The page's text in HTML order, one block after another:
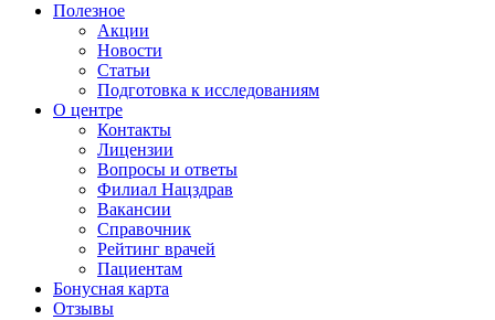
Полезное
Акции
Новости
Статьи
Подготовка к исследованиям
О центре
Контакты
Лицензии
Вопросы и ответы
Филиал Нацздрав
Вакансии
Справочник
Рейтинг врачей
Пациентам
Бонусная карта
Отзывы